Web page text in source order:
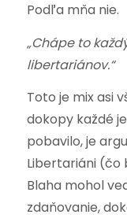
Podľa mňa nie.
„Chápe to
libertariánov.“
Toto je mix asi
dokopy každé
pobavilo, je
Libertariáni
Blaha mohol
zdaňovanie,